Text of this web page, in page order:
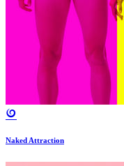
Naked Attraction